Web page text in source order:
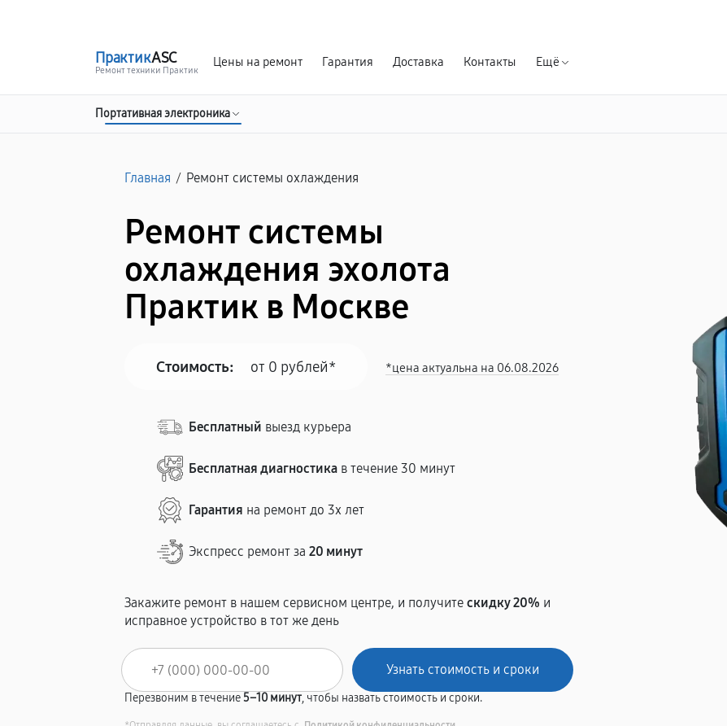
ПрактикASC
Ремонт техники Практик
Цены на ремонт Гарантия Доставка Контакты Ещё
Портативная электроника
Главная / Ремонт системы охлаждения
Ремонт системы
охлаждения эхолота
Практик в Москве
Стоимость: от 0 рублей* *цена актуальна на 06.08.2026
Бесплатный выезд курьера
Бесплатная диагностика в течение 30 минут
Гарантия на ремонт до 3х лет
Экспресс ремонт за20 минут
Закажите ремонт в нашем сервисном центре, и получитескидку 20% и
исправное устройство в тот же день
Перезвоним в течение5–10 минут, чтобы назвать стоимость и сроки.